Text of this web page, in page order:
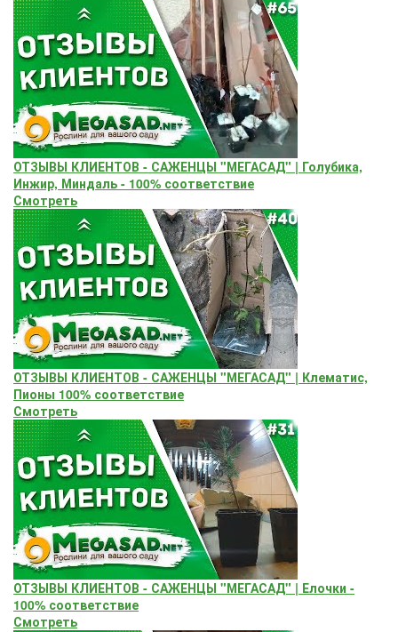
ОТЗЫВЫ КЛИЕНТОВ - САЖЕНЦЫ "МЕГАСАД" | Голубика,
Инжир, Миндаль - 100% соответствие
Смотреть
ОТЗЫВЫ КЛИЕНТОВ - САЖЕНЦЫ "МЕГАСАД" | Клематис,
Пионы 100% соответствие
Смотреть
ОТЗЫВЫ КЛИЕНТОВ - САЖЕНЦЫ "МЕГАСАД" | Елочки -
100% соответствие
Смотреть